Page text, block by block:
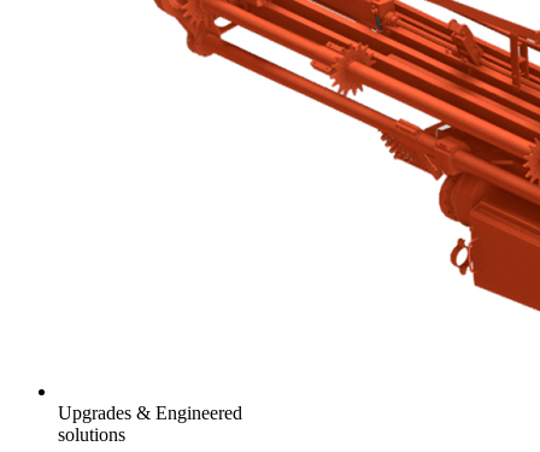
Upgrades & Engineered
solutions